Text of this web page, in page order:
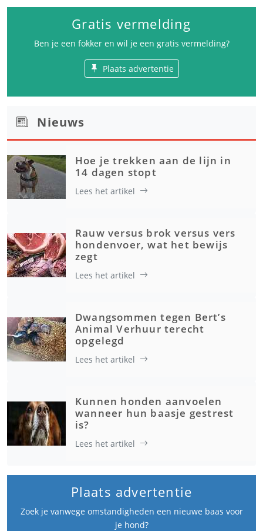
Gratis vermelding
Ben je een fokker en wil je een gratis vermelding?
Plaats advertentie
Nieuws
Hoe je trekken aan de lijn in
14 dagen stopt
Lees het artikel
Rauw versus brok versus vers
hondenvoer, wat het bewijs
zegt
Lees het artikel
Dwangsommen tegen Bert’s
Animal Verhuur terecht
opgelegd
Lees het artikel
Kunnen honden aanvoelen
wanneer hun baasje gestrest
is?
Lees het artikel
Plaats advertentie
Zoek je vanwege omstandigheden een nieuwe baas voor
je hond?